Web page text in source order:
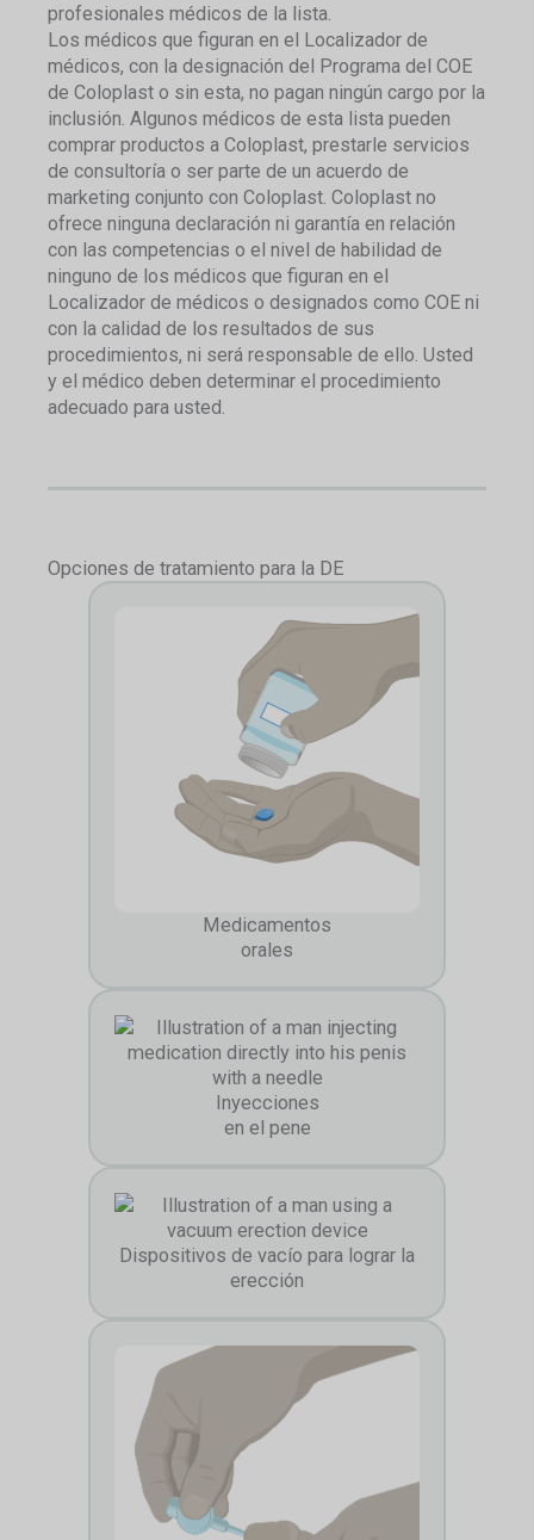
profesionales médicos de la lista.
Los médicos que figuran en el Localizador de
médicos, con la designación del Programa del COE
de Coloplast o sin esta, no pagan ningún cargo por la
inclusión. Algunos médicos de esta lista pueden
comprar productos a Coloplast, prestarle servicios
de consultoría o ser parte de un acuerdo de
marketing conjunto con Coloplast. Coloplast no
ofrece ninguna declaración ni garantía en relación
con las competencias o el nivel de habilidad de
ninguno de los médicos que figuran en el
Localizador de médicos o designados como COE ni
con la calidad de los resultados de sus
procedimientos, ni será responsable de ello. Usted
y el médico deben determinar el procedimiento
adecuado para usted.
Opciones de tratamiento para la DE
Medicamentos
orales
Inyecciones
en el pene
Dispositivos de vacío para lograr la
erección